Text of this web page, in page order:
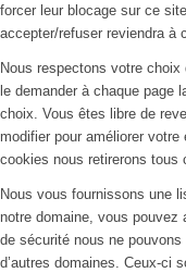
forcer leur blocage sur ce
accepter/refuser reviendra à
Nous respectons votre
le demander à chaque page
choix. Vous êtes libre de
modifier pour améliorer
cookies nous retirerons tous
Nous vous fournissons une
notre domaine, vous
de sécurité nous ne
d’autres domaines. Ceux-ci